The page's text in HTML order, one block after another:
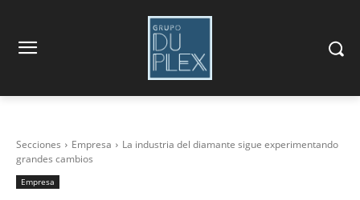
Secciones Empresa
La industria del diamante sigue experimentando
grandes cambios
Empresa